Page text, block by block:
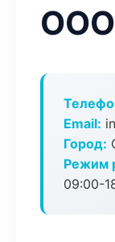
ООО
Email:
Город:
Режим
09:00-